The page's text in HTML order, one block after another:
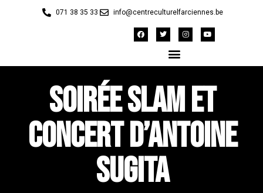
071 38 35 33 info@centreculturelfarciennes.be
Soirée slam et
concert d’Antoine
Sugita